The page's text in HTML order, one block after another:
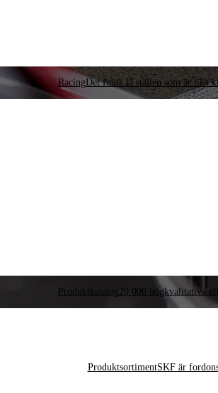
RacingDet finns få ställen som är lika
Produktkatalog20 000 högkvalitativa
ProduktsortimentSKF är